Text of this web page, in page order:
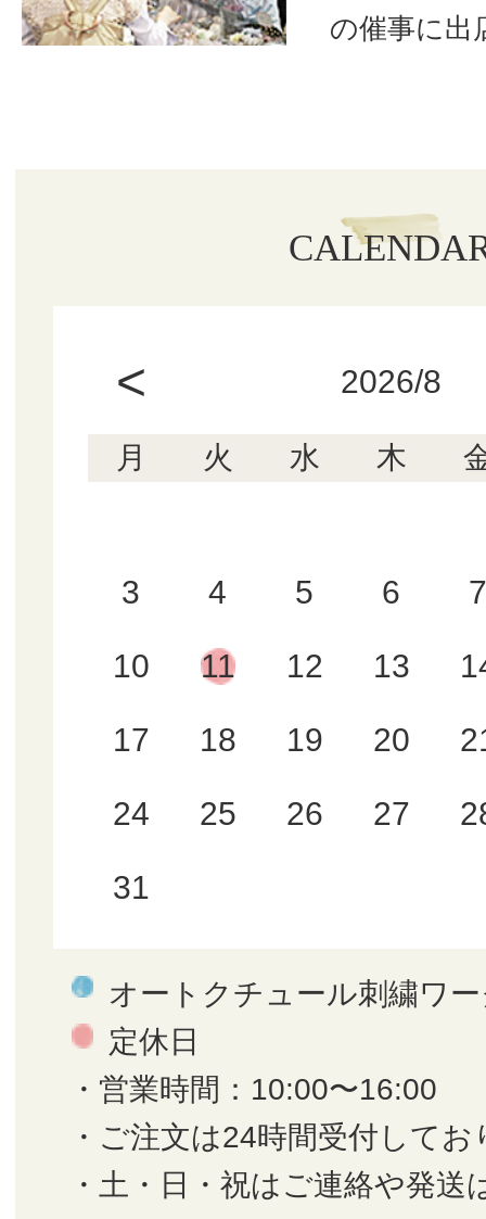
の催事に出
< 2026/8
月 火 水 木
3 4 5 6 7
10 11 12 13
17 18 19 20
24 25 26 27
31
オートクチュール刺繍ワ
定休日
・営業時間：10:00〜16:00
・ご注文は24時間受付してお
・土・日・祝はご連絡や発送